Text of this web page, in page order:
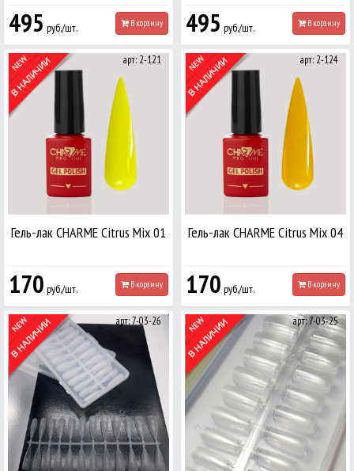
495 руб./шт. В корзину 495 руб./шт. В корзину
арт: 2-121
Гель-лак CHARME Citrus Mix 01
170 руб./шт. В корзину
арт: 2-124
Гель-лак CHARME Citrus Mix 04
170 руб./шт. В корзину
арт: 7-03-26 арт: 7-03-25